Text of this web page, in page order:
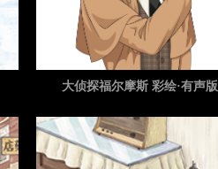
大侦探福尔摩斯 彩绘·有声版